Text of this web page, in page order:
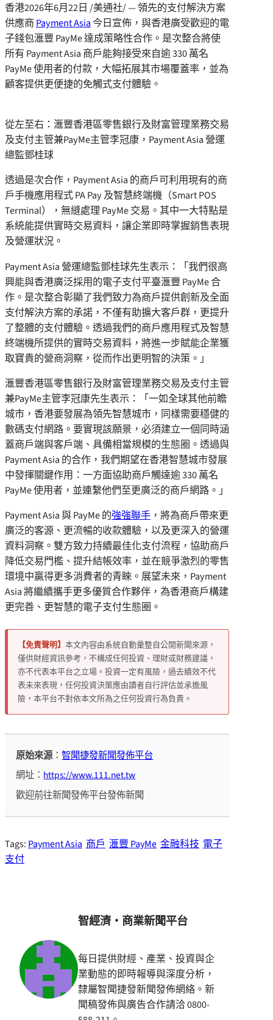
香港2026年6月22日 /美通社/ — 領先的支付解決方案
供應商Payment Asia今日宣佈，與香港廣受歡迎的電
子錢包滙豐 PayMe 達成策略性合作。是次整合將使
所有 Payment Asia 商戶能夠接受來自逾 330 萬名
PayMe 使用者的付款，大幅拓展其市場覆蓋率，並為
顧客提供更便捷的免觸式支付體驗。
從左至右：滙豐香港區零售銀行及財富管理業務交易
及支付主管兼PayMe主管李冠康，Payment Asia 營運
總監鄧桂球
透過是次合作，Payment Asia 的商戶可利用現有的商
戶手機應用程式 PA Pay 及智慧終端機（Smart POS
Terminal），無縫處理 PayMe 交易。其中一大特點是
系統能提供實時交易資料，讓企業即時掌握銷售表現
及營運狀況。
Payment Asia 營運總監鄧桂球先生表示：「我們很高
興能與香港廣泛採用的電子支付平臺滙豐 PayMe 合
作。是次整合彰顯了我們致力為商戶提供創新及全面
支付解決方案的承諾，不僅有助擴大客戶群，更提升
了整體的支付體驗。透過我們的商戶應用程式及智慧
終端機所提供的實時交易資料，將進一步賦能企業獲
取寶貴的營商洞察，從而作出更明智的決策。」
滙豐香港區零售銀行及財富管理業務交易及支付主管
兼PayMe主管李冠康先生表示：「一如全球其他前瞻
城市，香港要發展為領先智慧城市，同樣需要穩健的
數碼支付網路。要實現該願景，必須建立一個同時涵
蓋商戶端與客戶端、具備相當規模的生態圈。透過與
Payment Asia 的合作，我們期望在香港智慧城市發展
中發揮關鍵作用：一方面協助商戶觸達逾 330 萬名
PayMe 使用者，並連繫他們至更廣泛的商戶網路。」
Payment Asia 與 PayMe 的強強聯手 ，將為商戶帶來更
廣泛的客源、更流暢的收款體驗，以及更深入的營運
資料洞察。雙方致力持續最佳化支付流程，協助商戶
降低交易門檻、提升結帳效率，並在競爭激烈的零售
環境中贏得更多消費者的青睞。展望未來，Payment
Asia 將繼續攜手更多優質合作夥伴，為香港商戶構建
更完善、更智慧的電子支付生態圈。
【免責聲明】 本文內容由系統自動彙整自公開新聞來源，
僅供財經資訊參考，不構成任何投資、理財或財務建議，
亦不代表本平台之立場。投資一定有風險，過去績效不代
表未來表現，任何投資決策應由讀者自行評估並承擔風
險，本平台不對依本文所為之任何投資行為負責。
原始來源：智聞捷發新聞發佈平台
網址：https://www.111.net.tw
歡迎前往新聞發佈平台發佈新聞
Tags: Payment Asia 商戶 滙豐 PayMe 金融科技 電子
支付
智經濟・商業新聞平台
每日提供財經、產業、投資與企
業動態的即時報導與深度分析，
隸屬智聞捷發新聞發佈網絡。新
聞稿發佈與廣告合作請洽 0800-